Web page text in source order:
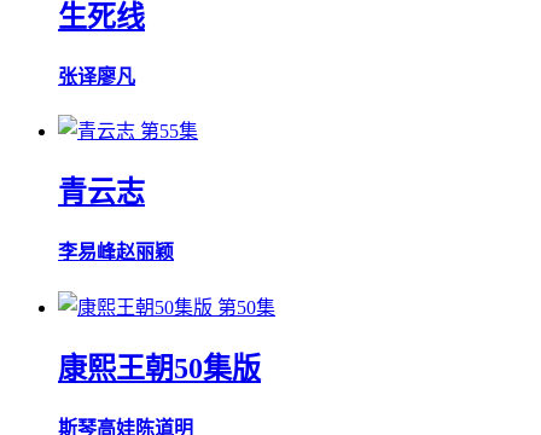
生死线
张译廖凡
第55集
青云志
李易峰赵丽颖
第50集
康熙王朝50集版
斯琴高娃陈道明